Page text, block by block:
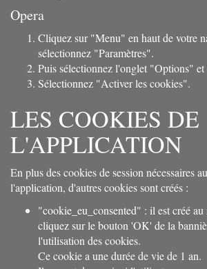
Opera
Cliquez sur "Menu" en haut de votre
sélectionnez "Paramètres".
Puis sélectionnez l'onglet "Options"
Sélectionnez "Activer les cookies".
LES COOKIES DE
L'APPLICATION
En plus des cookies de session nécessaires
l'application, d'autres cookies sont créés :
"cookie_eu_consented" : il est créé
cliquez sur le bouton 'OK' de la
l'utilisation des cookies.
Ce cookie a une durée de vie de 1 an.